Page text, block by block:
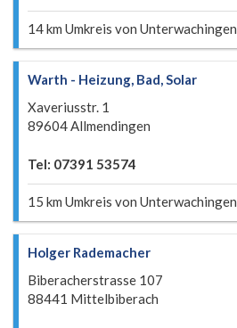
14 km Umkreis von Unterwachingen
Warth - Heizung, Bad, Solar
Xaveriusstr. 1
89604 Allmendingen
Tel: 07391 53574
15 km Umkreis von Unterwachingen
Holger Rademacher
Biberacherstrasse 107
88441 Mittelbiberach